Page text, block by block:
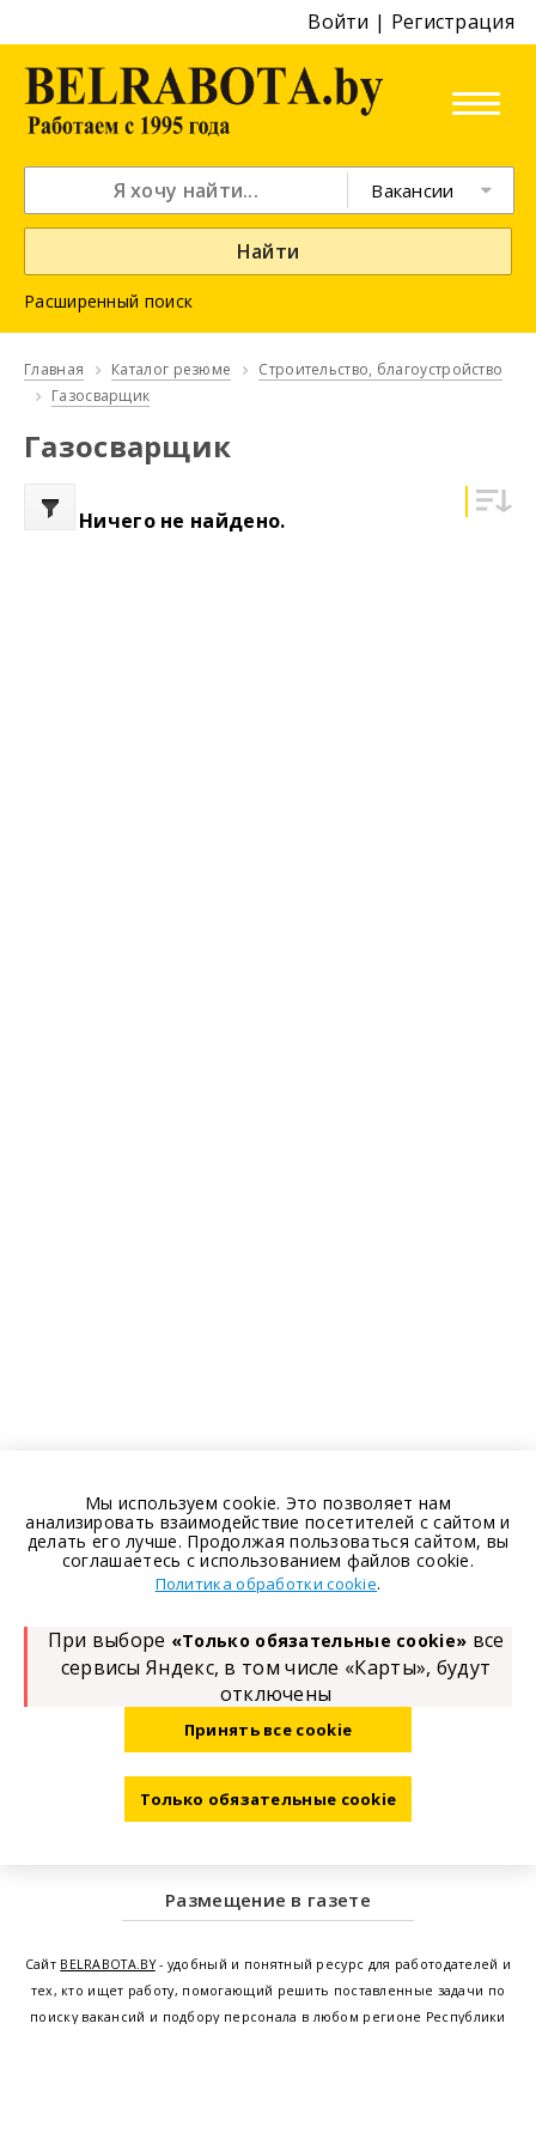
Войти | Регистрация
Вакансии
Найти
Расширенный поиск
Главная Каталог резюме
Строительство, благоустройство
Газосварщик
Газосварщик
Ничего не найдено.
Размещение в газете
Сайт BELRABOTA.BY- удобный и понятный ресурс для работодателей и
тех, кто ищет работу, помогающий решить поставленные задачи по
поиску вакансий и подбору персонала в любом регионе Республики
Мы используем cookie. Это позволяет нам
анализировать взаимодействие посетителей с сайтом и
делать его лучше. Продолжая пользоваться сайтом, вы
соглашаетесь с использованием файлов cookie.
Политика обработки cookie.
При выборе «Только обязательные cookie» все
сервисы Яндекс, в том числе «Карты», будут
отключены
Принять все cookie
Только обязательные cookie